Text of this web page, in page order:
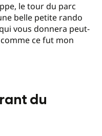
le tour du parc
belle petite rando
vous donnera peut-
ce fut mon
du